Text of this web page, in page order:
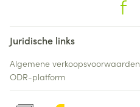
Juridische links
Algemene verkoopsvoorwaarden
ODR-platform